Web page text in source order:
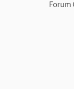
Forum